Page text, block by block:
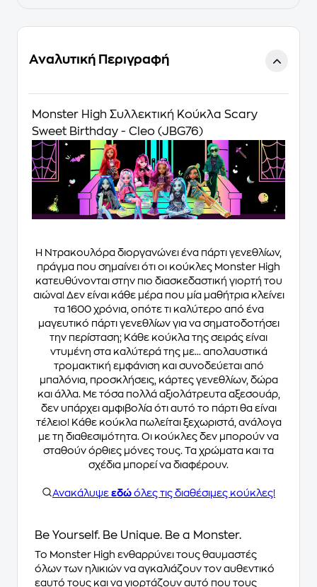
Αναλυτική Περιγραφή
Monster High Συλλεκτική Κούκλα Scary
Sweet Birthday - Cleo (JBG76)
Η Ντρακουλόρα διοργανώνει ένα πάρτι γενεθλίων,
πράγμα που σημαίνει ότι οι κούκλες Monster High
κατευθύνονται στην πιο διασκεδαστική γιορτή του
αιώνα! Δεν είναι κάθε μέρα που μία μαθήτρια κλείνει
τα 1600 χρόνια, οπότε τι καλύτερο από ένα
μαγευτικό πάρτι γενεθλίων για να σηματοδοτήσει
την περίσταση; Κάθε κούκλα της σειράς είναι
ντυμένη στα καλύτερά της με... απολαυστικά
τρομακτική εμφάνιση και συνοδεύεται από
μπαλόνια, προσκλήσεις, κάρτες γενεθλίων, δώρα
και άλλα. Με τόσα πολλά αξιολάτρευτα αξεσουάρ,
δεν υπάρχει αμφιβολία ότι αυτό το πάρτι θα είναι
τέλειο! Κάθε κούκλα πωλείται ξεχωριστά, ανάλογα
με τη διαθεσιμότητα. Οι κούκλες δεν μπορούν να
σταθούν όρθιες μόνες τους. Τα χρώματα και τα
σχέδια μπορεί να διαφέρουν.
Ανακάλυψε εδώ όλες τις διαθέσιμες κούκλες!
Be Yourself. Be Unique. Be a Monster.
Το Monster High ενθαρρύνει τους θαυμαστές
όλων των ηλικιών να αγκαλιάζουν τον αυθεντικό
εαυτό τους και να γιορτάζουν αυτό που τους